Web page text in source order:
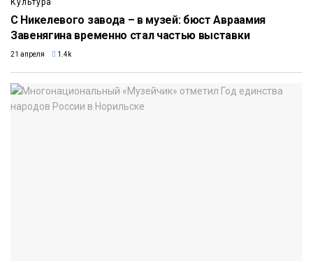
Культура
С Никелевого завода – в музей: бюст Авраамия
Завенягина временно стал частью выставки
21 апреля 1.4k